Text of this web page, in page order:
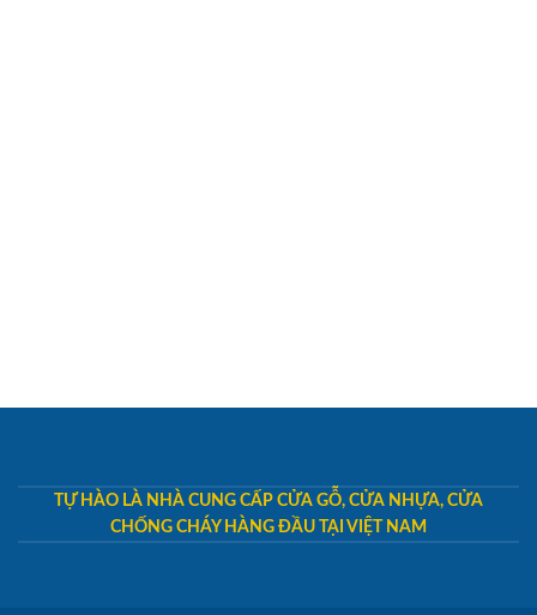
TỰ HÀO LÀ NHÀ CUNG CẤP CỬA GỖ, CỬA NHỰA, CỬA
CHỐNG CHÁY HÀNG ĐẦU TẠI VIỆT NAM